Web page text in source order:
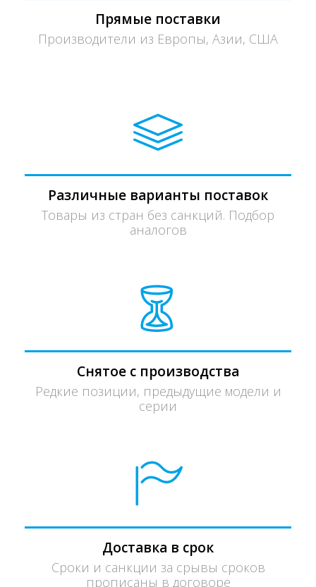
Прямые поставки
Производители из Европы, Азии, США
Различные варианты поставок
Товары из стран без санкций. Подбор
аналогов
Снятое с производства
Редкие позиции, предыдущие модели и
серии
Доставка в срок
Сроки и санкции за срывы сроков
прописаны в договоре